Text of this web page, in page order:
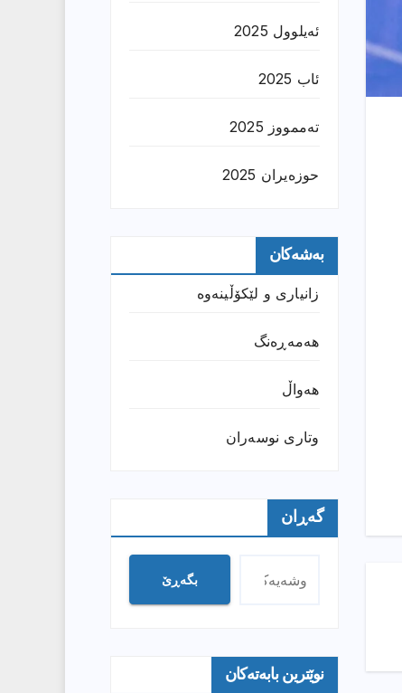
ئەیلوول 2025
ئاب 2025
تەممووز 2025
حوزه‌یران 2025
بەشەکان
زانیارى و لێکۆڵینەوە
هەمەڕەنگ
هەواڵ
وتارى نوسەران
گەڕان
بگەڕێ
نوێترین بابەتەکان